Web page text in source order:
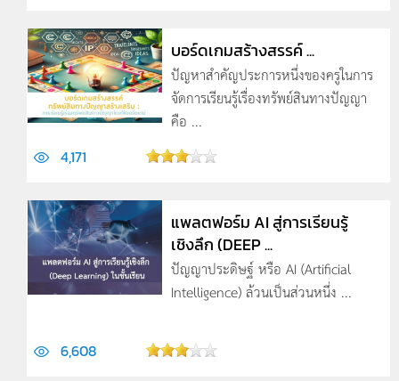
บอร์ดเกมสร้างสรรค์ ...
ปัญหาสำคัญประการหนึ่งของครูในการ
จัดการเรียนรู้เรื่องทรัพย์สินทางปัญญา
คือ ...
4,171
แพลตฟอร์ม AI สู่การเรียนรู้
เชิงลึก (DEEP ...
ปัญญาประดิษฐ์ หรือ AI (Artificial
Intelligence) ล้วนเป็นส่วนหนึ่ง ...
6,608